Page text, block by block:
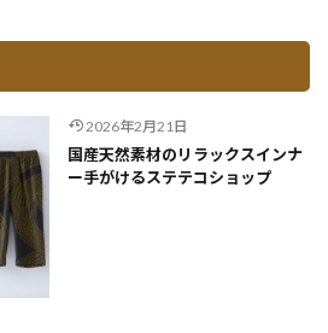
2026年2月21日
国産天然素材のリラックスインナ
ー手がけるステテコショップ